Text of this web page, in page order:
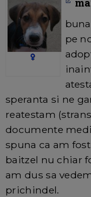
pe
speranta si ne
reatestam
documente
spuna ca am
baitzel nu chiar
am dus sa
prichindel.